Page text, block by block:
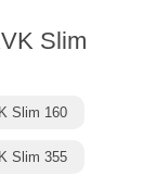
Slim
Slim 160
Slim 355